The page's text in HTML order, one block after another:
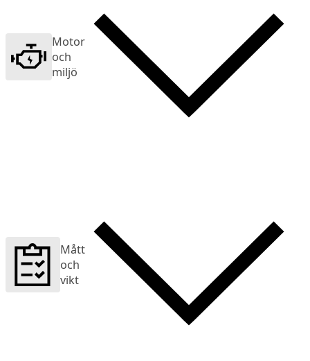
Motor
och
miljö
Mått
och
vikt